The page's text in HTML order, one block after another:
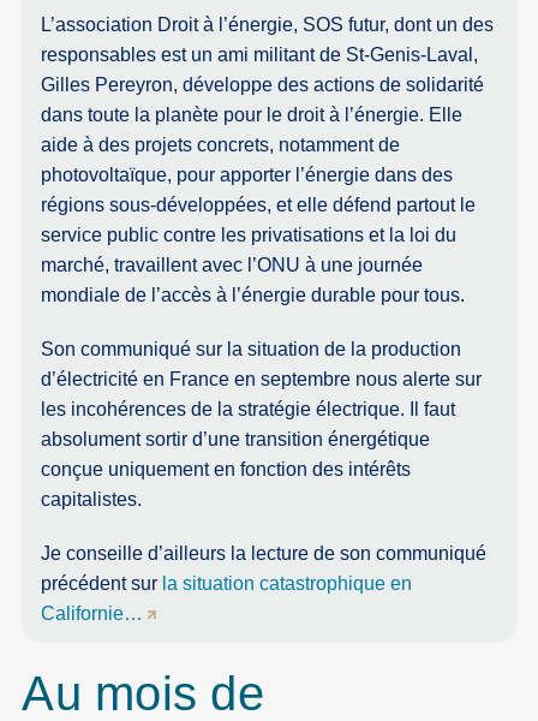
L’association Droit à l’énergie, SOS futur, dont un des
responsables est un ami militant de St-Genis-Laval,
Gilles Pereyron, développe des actions de solidarité
dans toute la planète pour le droit à l’énergie. Elle
aide à des projets concrets, notamment de
photovoltaïque, pour apporter l’énergie dans des
régions sous-développées, et elle défend partout le
service public contre les privatisations et la loi du
marché, travaillent avec l’ONU à une journée
mondiale de l’accès à l’énergie durable pour tous.
Son communiqué sur la situation de la production
d’électricité en France en septembre nous alerte sur
les incohérences de la stratégie électrique. Il faut
absolument sortir d’une transition énergétique
conçue uniquement en fonction des intérêts
capitalistes.
Je conseille d’ailleurs la lecture de son communiqué
précédent sur la situation catastrophique en
Californie…
Au mois de